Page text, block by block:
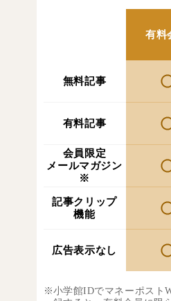
有料
無料記事
有料記事
会員限定
メールマガジン
※
記事クリップ
機能
広告表示なし
小学館IDでマネーポスト